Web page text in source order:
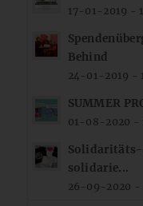
17-01-2019 -
Behind
24-01-2019 -
SUMMER
01-08-2020 -
solidarie...
26-09-2020 -